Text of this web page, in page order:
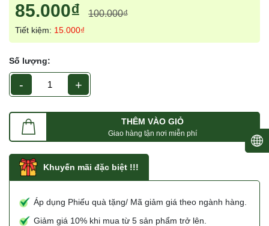
85.000₫ 100.000₫
Tiết kiệm: 15.000₫
Số lượng:
- +
THÊM VÀO GIỎ
Giao hàng tận nơi miễn phí
Khuyến mãi đặc biệt !!!
Áp dụng Phiếu quà tặng/ Mã giảm giá theo ngành hàng.
Giảm giá 10% khi mua từ 5 sản phẩm trở lên.